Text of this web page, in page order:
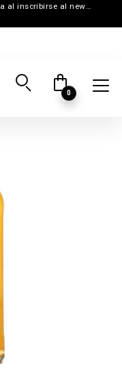
15% de descuento en la primera compra al inscribirse al newsletter
0